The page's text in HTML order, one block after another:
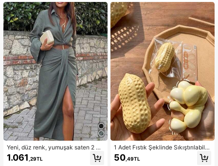
Yeni, düz renk, yumuşak saten 2 pa
rçalı takım, ilkbahar/yaz ev giyimi, i
şe gidip gelme, müzik festivalleri ve
1.061 ,29TL
1 Adet Fıstık Şeklinde Sıkıştırılabilir
Stres Oyuncağı, Ofis Rahatlaması v
e Parti Etkileşimi İçin Uygun, Doğu
50 ,49TL